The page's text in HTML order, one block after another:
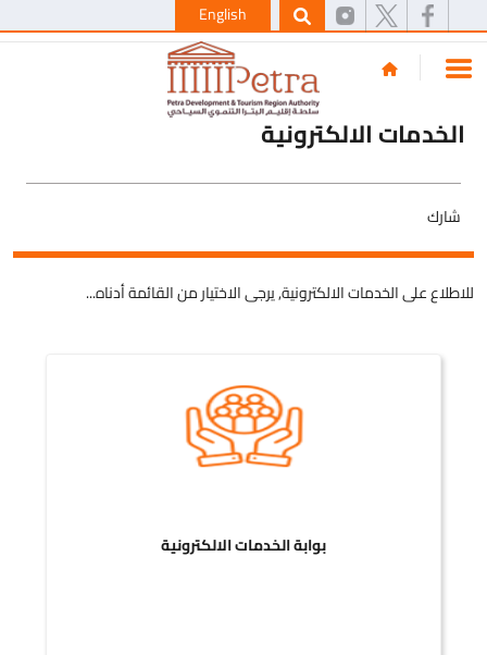
English
الخدمات الالكترونية
شارك
للاطلاع على الخدمات الالكترونية, يرجى الاختيار من القائمة أدناه...
بوابة الخدمات الالكترونية